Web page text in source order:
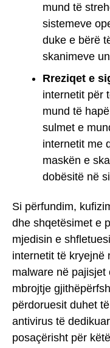
mund të
sistemeve
duke e bërë
skanimeve
Rreziqet e
internetit për
mund të
sulmet e
internetit me
maskën e
dobësitë në
Si përfundim,
dhe shqetësimet e
mjedisin e
internetit të kryejnë
malware në
mbrojtje
përdoruesit duhet
antivirus të
posaçërisht për